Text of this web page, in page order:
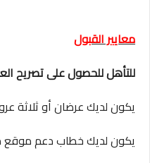
معايير القبول
للتأهل للحصول على تصريح
يكون لديك عرضان أو
يكون لديك خطاب دعم